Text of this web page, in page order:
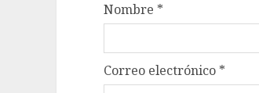
Nombre *
Correo electrónico *